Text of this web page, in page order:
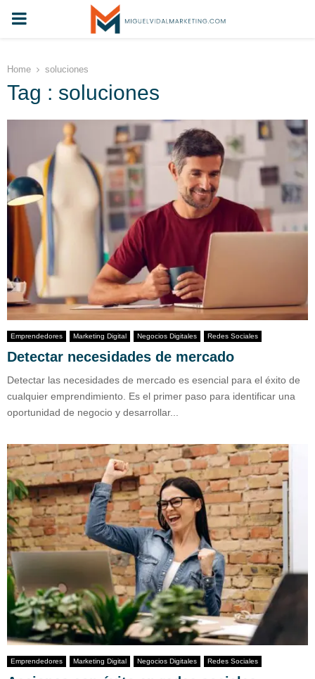
PRIMARY
Home soluciones
Tag : soluciones
Emprendedores Marketing Digital Negocios Digitales Redes Sociales
Detectar necesidades de mercado
Detectar las necesidades de mercado es esencial para el éxito de
cualquier emprendimiento. Es el primer paso para identificar una
oportunidad de negocio y desarrollar...
Emprendedores Marketing Digital Negocios Digitales Redes Sociales